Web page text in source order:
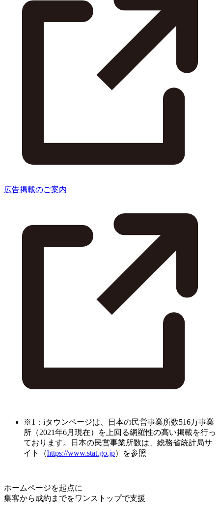
広告掲載のご案内
※1：iタウンページは、日本の民営事業所数516万事業
所（2021年6月現在）を上回る網羅性の高い掲載を行っ
ております。日本の民営事業所数は、総務省統計局サ
イト（https://www.stat.go.jp）を参照
ホームページを起点に
集客から成約までをワンストップで支援